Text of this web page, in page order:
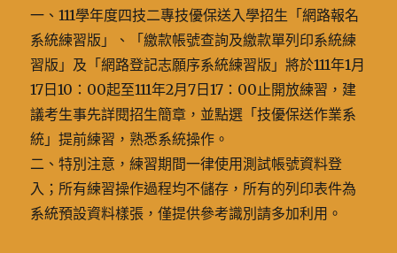
一、111學年度四技二專技優保送入學招生「網路報名
系統練習版」、「繳款帳號查詢及繳款單列印系統練
習版」及「網路登記志願序系統練習版」將於111年1月
17日10：00起至111年2月7日17：00止開放練習，建
議考生事先詳閱招生簡章，並點選「技優保送作業系
統」提前練習，熟悉系統操作。
二、特別注意，練習期間一律使用測試帳號資料登
入；所有練習操作過程均不儲存，所有的列印表件為
系統預設資料樣張，僅提供參考識別請多加利用。